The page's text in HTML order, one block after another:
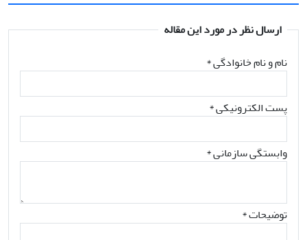
ارسال نظر در مورد این مقاله
نام و نام خانوادگی*
پست الکترونیکی*
وابستگی سازمانی *
توضیحات *